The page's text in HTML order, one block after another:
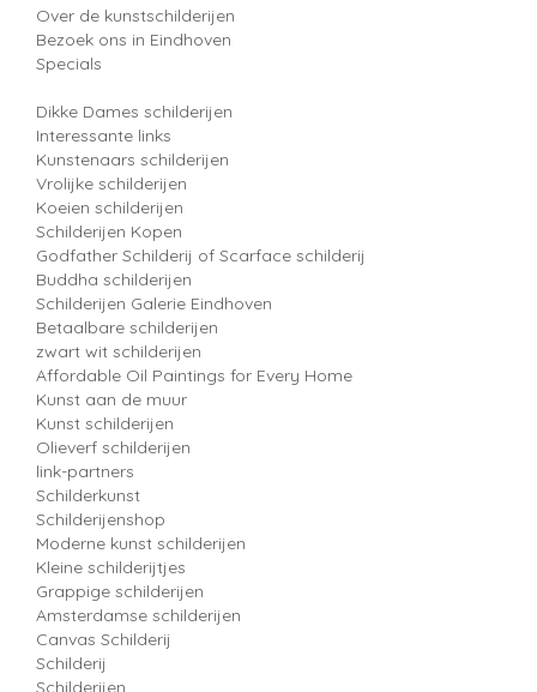
Over de kunstschilderijen
Bezoek ons in Eindhoven
Specials
Dikke Dames schilderijen
Interessante links
Kunstenaars schilderijen
Vrolijke schilderijen
Koeien schilderijen
Schilderijen Kopen
Godfather Schilderij of Scarface schilderij
Buddha schilderijen
Schilderijen Galerie Eindhoven
Betaalbare schilderijen
zwart wit schilderijen
Affordable Oil Paintings for Every Home
Kunst aan de muur
Kunst schilderijen
Olieverf schilderijen
link-partners
Schilderkunst
Schilderijenshop
Moderne kunst schilderijen
Kleine schilderijtjes
Grappige schilderijen
Amsterdamse schilderijen
Canvas Schilderij
Schilderij
Schilderijen